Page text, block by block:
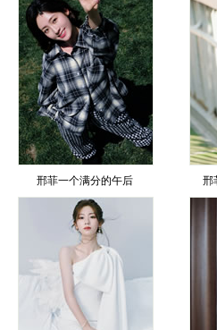
邢菲一个满分的午后 邢